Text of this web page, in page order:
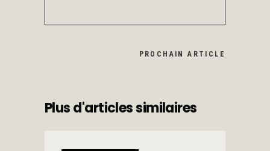
PROCHAIN ARTICLE
Plus d'articles similaires